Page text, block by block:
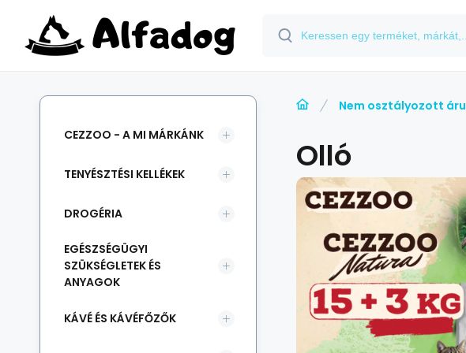
Nem osztályozott áru
Olló
CEZZOO - A MI MÁRKÁNK
TENYÉSZTÉSI KELLÉKEK
DROGÉRIA
EGÉSZSÉGÜGYI
SZÜKSÉGLETEK ÉS
ANYAGOK
KÁVÉ ÉS KÁVÉFŐZŐK